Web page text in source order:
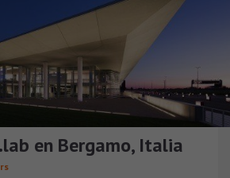
en Bergamo, Italia